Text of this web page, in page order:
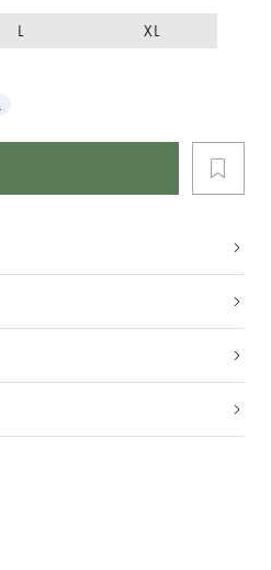
L
XL